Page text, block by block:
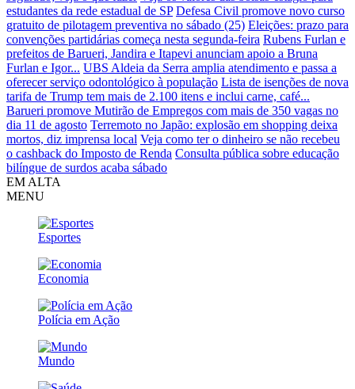
estudantes da rede estadual de SP Defesa Civil promove novo curso
gratuito de pilotagem preventiva no sábado (25) Eleições: prazo para
convenções partidárias começa nesta segunda-feira Rubens Furlan e
prefeitos de Barueri, Jandira e Itapevi anunciam apoio a Bruna
Furlan e Igor... UBS Aldeia da Serra amplia atendimento e passa a
oferecer serviço odontológico à população Lista de isenções de nova
tarifa de Trump tem mais de 2.100 itens e inclui carne, café...
Barueri promove Mutirão de Empregos com mais de 350 vagas no
dia 11 de agosto Terremoto no Japão: explosão em shopping deixa
mortos, diz imprensa local Veja como ter o dinheiro se não recebeu
o cashback do Imposto de Renda Consulta pública sobre educação
bilíngue de surdos acaba sábado
EM ALTA
MENU
Esportes
Economia
Polícia em Ação
Mundo